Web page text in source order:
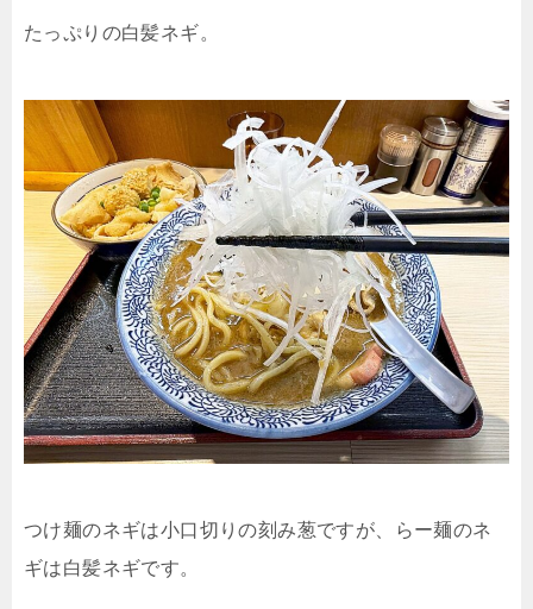
たっぷりの白髪ネギ。
つけ麺のネギは小口切りの刻み葱ですが、らー麺のネ
ギは白髪ネギです。